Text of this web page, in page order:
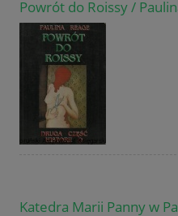
Powrót do Roissy /
Katedra Marii Panny w